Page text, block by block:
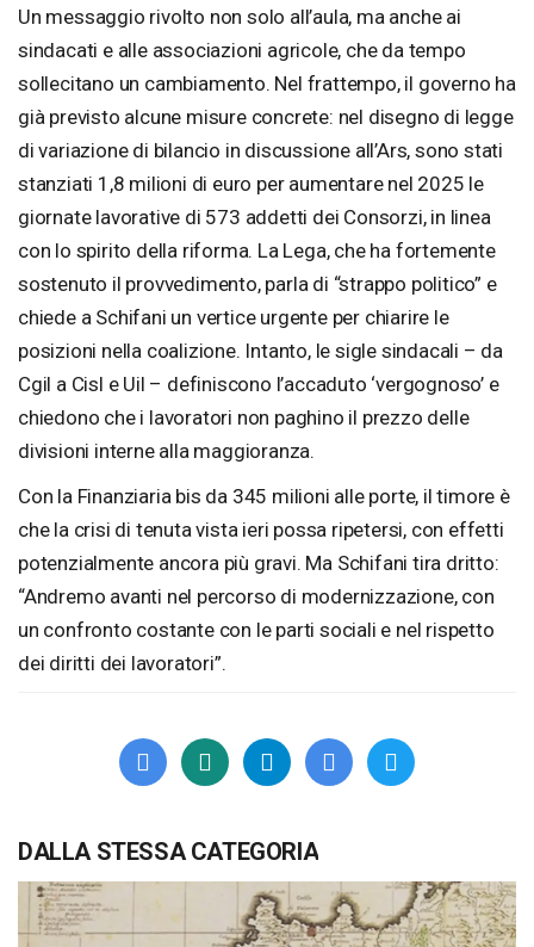
Un messaggio rivolto non solo all’aula, ma anche ai
sindacati e alle associazioni agricole, che da tempo
sollecitano un cambiamento. Nel frattempo, il governo ha
già previsto alcune misure concrete: nel disegno di legge
di variazione di bilancio in discussione all’Ars, sono stati
stanziati 1,8 milioni di euro per aumentare nel 2025 le
giornate lavorative di 573 addetti dei Consorzi, in linea
con lo spirito della riforma. La Lega, che ha fortemente
sostenuto il provvedimento, parla di “strappo politico” e
chiede a Schifani un vertice urgente per chiarire le
posizioni nella coalizione. Intanto, le sigle sindacali – da
Cgil a Cisl e Uil – definiscono l’accaduto ‘vergognoso’ e
chiedono che i lavoratori non paghino il prezzo delle
divisioni interne alla maggioranza.
Con la Finanziaria bis da 345 milioni alle porte, il timore è
che la crisi di tenuta vista ieri possa ripetersi, con effetti
potenzialmente ancora più gravi. Ma Schifani tira dritto:
“Andremo avanti nel percorso di modernizzazione, con
un confronto costante con le parti sociali e nel rispetto
dei diritti dei lavoratori”.
DALLA STESSA CATEGORIA